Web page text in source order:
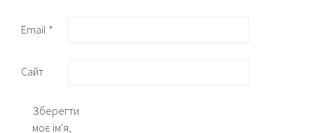
Email *
Сайт
Зберегти
моє ім'я,